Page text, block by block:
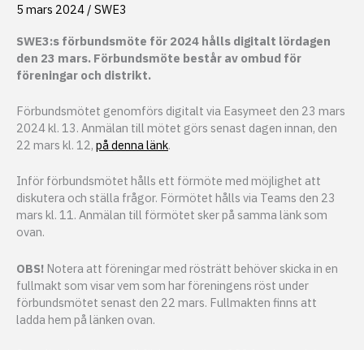
5 mars 2024 / SWE3
SWE3:s förbundsmöte för 2024 hålls digitalt lördagen
den 23 mars. Förbundsmöte består av ombud för
föreningar och distrikt.
Förbundsmötet genomförs digitalt via Easymeet den 23 mars
2024 kl. 13. Anmälan till mötet görs senast dagen innan, den
22 mars kl. 12, på denna länk.
Inför förbundsmötet hålls ett förmöte med möjlighet att
diskutera och ställa frågor. Förmötet hålls via Teams den 23
mars kl. 11. Anmälan till förmötet sker på samma länk som
ovan.
OBS! Notera att föreningar med rösträtt behöver skicka in en
fullmakt som visar vem som har föreningens röst under
förbundsmötet senast den 22 mars. Fullmakten finns att
ladda hem på länken ovan.